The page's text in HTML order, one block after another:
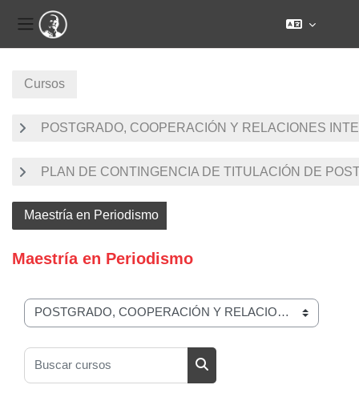
Panel lateral
Cursos
POSTGRADO, COOPERACIÓN Y RELACIONES
PLAN DE CONTINGENCIA DE TITULACIÓN DE
Maestría en Periodismo
Maestría en Periodismo
Categorías
Buscar cursos
Buscar cursos